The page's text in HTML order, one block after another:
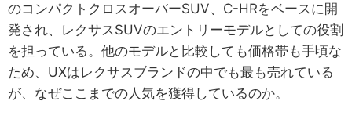
のコンパクトクロスオーバーSUV、C-HRをベースに開
発され、レクサスSUVのエントリーモデルとしての役割
を担っている。他のモデルと比較しても価格帯も手頃な
ため、UXはレクサスブランドの中でも最も売れている
が、なぜここまでの人気を獲得しているのか。